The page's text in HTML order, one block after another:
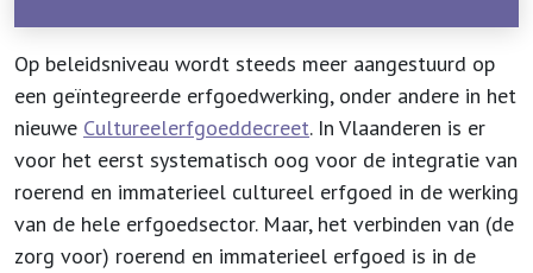
Op beleidsniveau wordt steeds meer aangestuurd op
een geïntegreerde erfgoedwerking, onder andere in het
nieuwe Cultureelerfgoeddecreet. In Vlaanderen is er
voor het eerst systematisch oog voor de integratie van
roerend en immaterieel cultureel erfgoed in de werking
van de hele erfgoedsector. Maar, het verbinden van (de
zorg voor) roerend en immaterieel erfgoed is in de